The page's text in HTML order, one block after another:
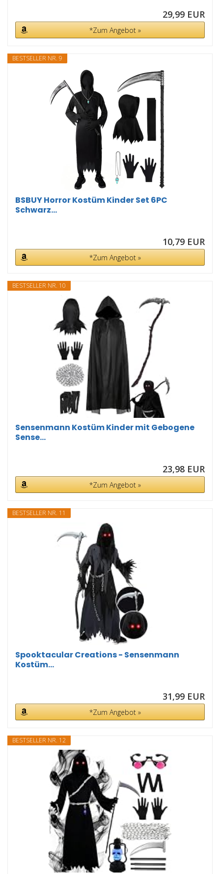
29,99 EUR
*Zum Angebot »
BESTSELLER NR. 9
BSBUY Horror Kostüm Kinder Set 6PC
Schwarz...
10,79 EUR
*Zum Angebot »
BESTSELLER NR. 10
Sensenmann Kostüm Kinder mit Gebogene
Sense...
23,98 EUR
*Zum Angebot »
BESTSELLER NR. 11
Spooktacular Creations - Sensenmann
Kostüm...
31,99 EUR
*Zum Angebot »
BESTSELLER NR. 12